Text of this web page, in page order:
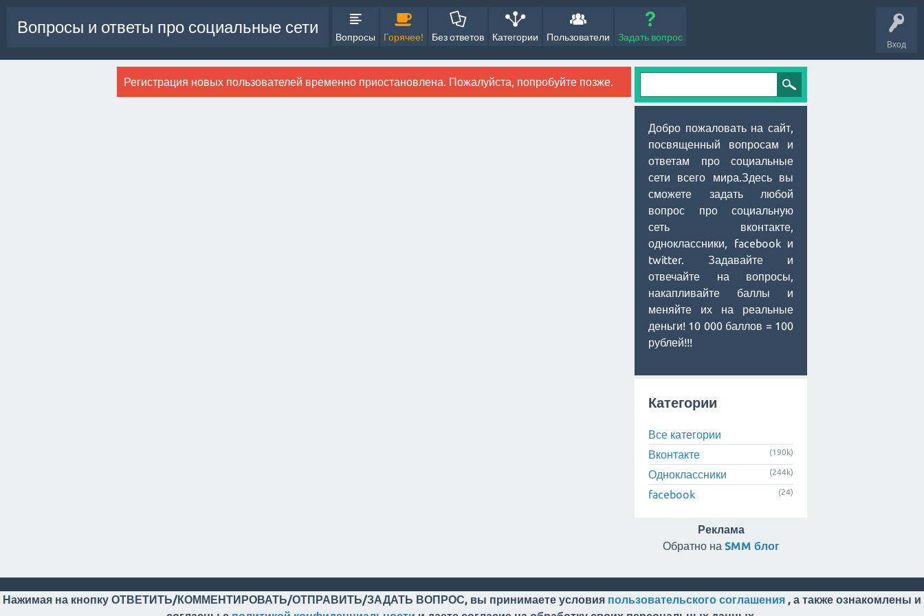
Вход
Вопросы и ответы про социальные сети
Вопросы Горячее! Без ответов Категории Пользователи Задать вопрос
Регистрация новых пользователей временно приостановлена. Пожалуйста, попробуйте позже.
Добро пожаловать на сайт,
посвященный вопросам и
ответам про социальные
сети всего мира.Здесь вы
сможете задать любой
вопрос про социальную
сеть вконтакте,
одноклассники, facebook и
twitter. Задавайте и
отвечайте на вопросы,
накапливайте баллы и
меняйте их на реальные
деньги! 10 000 баллов = 100
рублей!!!
Категории
Все категории
Вконтакте
(190k)
Одноклассники (244k)
facebook (24)
Реклама
Обратно на SMM блог
Нажимая на кнопку ОТВЕТИТЬ/КОММЕНТИРОВАТЬ/ОТПРАВИТЬ/ЗАДАТЬ ВОПРОС, вы принимаете условия пользовательского соглашения , а также ознакомлены и